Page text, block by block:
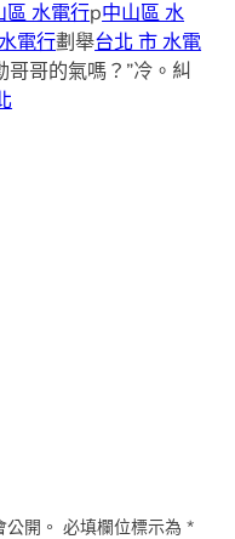
區 水電行p中山區 水
電行劃舉台北 市 水電
哥的氣嗎？”冷。糾
開。 必填欄位標示為*